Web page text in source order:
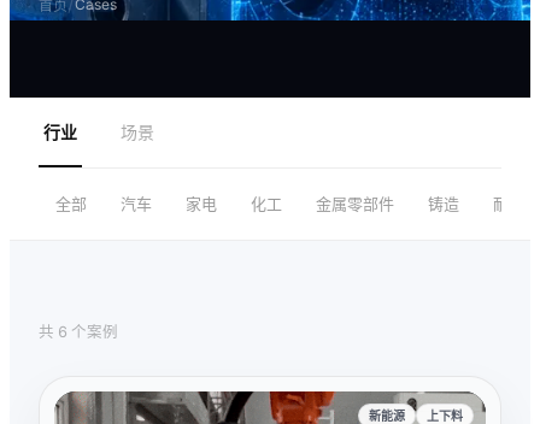
首页 Cases
行业 场景
全部 汽车 家电 化工 金属零部件 铸造 耐火
共 6 个案例
新能源 上下料